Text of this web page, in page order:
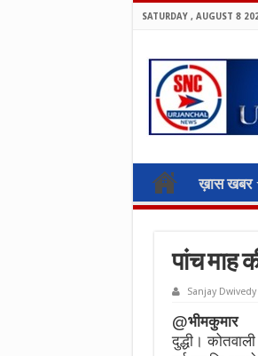
SATURDAY , AUGUST 8
ख़ास खबर
पांच माह
Sanjay Dwivedy
@भीमकुमार
दुद्धी।